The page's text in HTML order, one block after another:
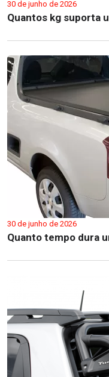
30 de junho de 2026
Quantos kg suporta
30 de junho de 2026
Quanto tempo dura